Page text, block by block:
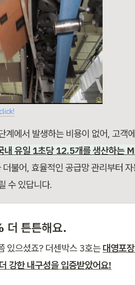
계에서 발생하는 비용이 없어, 고객
내 유일 1초당 12.5개를 생산하는
더불어, 효율적인 공급망 관리부터
수 있답니다.
더 튼튼해요.
있으셨죠? 더센박스 3호는 대영포
강한 내구성을 입증받았어요!